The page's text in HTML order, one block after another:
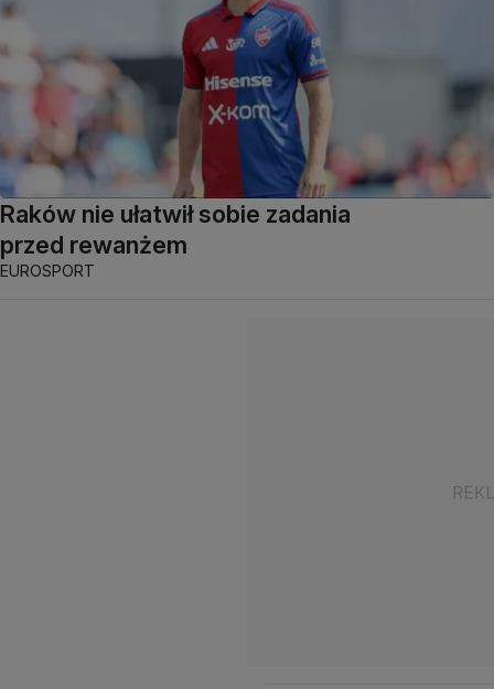
Raków nie ułatwił sobie zadania
przed rewanżem
EUROSPORT